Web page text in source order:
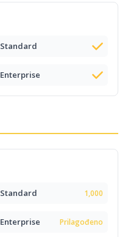
Standard
Enterprise
Standard 1,000
Enterprise Prilagođeno